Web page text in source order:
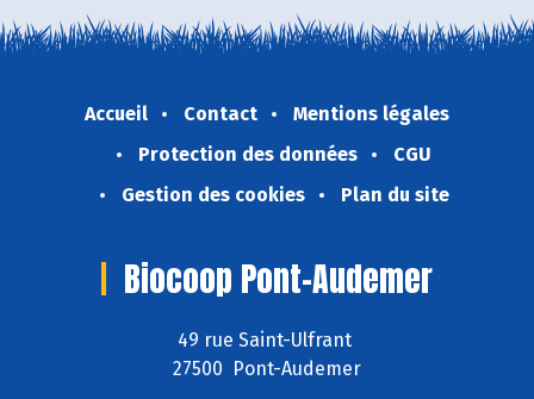
Accueil Contact
Mentions légales
Protection des données
CGU
Gestion des cookies
Plan du site
Biocoop Pont-Audemer
49 rue Saint-Ulfrant
27500 Pont-Audemer